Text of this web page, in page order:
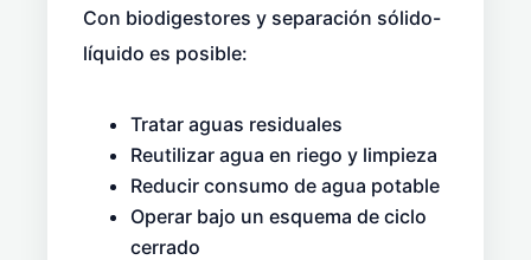
Con biodigestores y separación sólido-
líquido es posible:
Tratar aguas residuales
Reutilizar agua en riego y limpieza
Reducir consumo de agua potable
Operar bajo un esquema de ciclo
cerrado